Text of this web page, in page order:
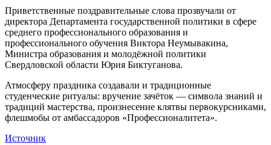
Приветственные поздравительные слова прозвучали от
директора Департамента государственной политики в сфере
среднего профессионального образования и
профессионального обучения Виктора Неумывакина,
Министра образования и молодёжной политики
Свердловской области Юрия Биктуганова.
Атмосферу праздника создавали и традиционные
студенческие ритуалы: вручение зачёток — символа знаний и
традиций мастерства, произнесение клятвы первокурсниками,
флешмобы от амбассадоров «Профессионалитета».
Источник